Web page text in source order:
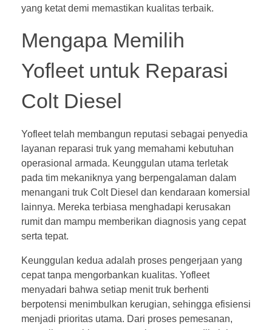
yang ketat demi memastikan kualitas terbaik.
Mengapa Memilih
Yofleet untuk Reparasi
Colt Diesel
Yofleet telah membangun reputasi sebagai penyedia
layanan reparasi truk yang memahami kebutuhan
operasional armada. Keunggulan utama terletak
pada tim mekaniknya yang berpengalaman dalam
menangani truk Colt Diesel dan kendaraan komersial
lainnya. Mereka terbiasa menghadapi kerusakan
rumit dan mampu memberikan diagnosis yang cepat
serta tepat.
Keunggulan kedua adalah proses pengerjaan yang
cepat tanpa mengorbankan kualitas. Yofleet
menyadari bahwa setiap menit truk berhenti
berpotensi menimbulkan kerugian, sehingga efisiensi
menjadi prioritas utama. Dari proses pemesanan,